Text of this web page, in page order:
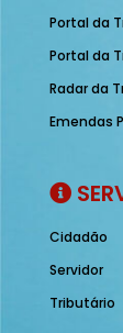
Portal da
Portal da
Radar da
Emendas
Cidadão
Servidor
Tributário